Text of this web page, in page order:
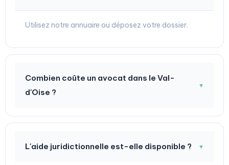
Utilisez notre annuaire ou déposez votre dossier.
Combien coûte un avocat dans le Val-
d'Oise ?
▼
L'aide juridictionnelle est-elle disponible ? ▼